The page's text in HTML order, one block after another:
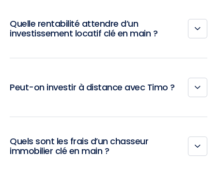
Quelle rentabilité attendre d’un
investissement locatif clé en main ?
Peut-on investir à distance avec Timo ?
Quels sont les frais d’un chasseur
immobilier clé en main ?